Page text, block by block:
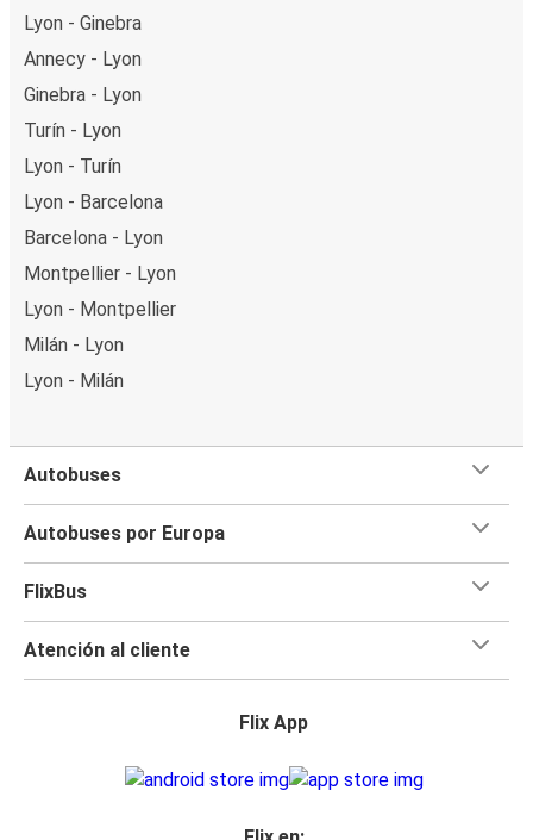
Lyon - Ginebra
Annecy - Lyon
Ginebra - Lyon
Turín - Lyon
Lyon - Turín
Lyon - Barcelona
Barcelona - Lyon
Montpellier - Lyon
Lyon - Montpellier
Milán - Lyon
Lyon - Milán
Autobuses
Autobuses por Europa
FlixBus
Atención al cliente
Flix App